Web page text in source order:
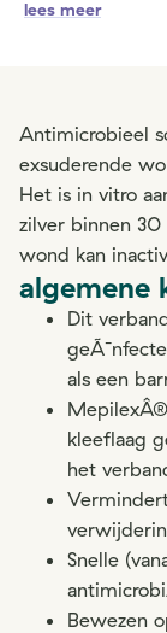
lees meer
Antimicrobieel
exsuderende
Het is in vitro
zilver binnen
wond kan
algemene
Dit
als een
kleeflaag
het
Snelle
Bewezen